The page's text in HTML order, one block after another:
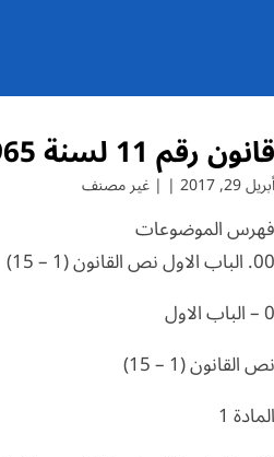
قانون رقم 11 لسنة 1965 في شأن التعليم الالزامي ( 11 / 1965 )
أبريل 29, 2017 | | غير مصنف
فهرس الموضوعات
00. الباب الاول نص القانون (1 – 15)
0 – الباب الاول
نص القانون (1 – 15)
المادة 1